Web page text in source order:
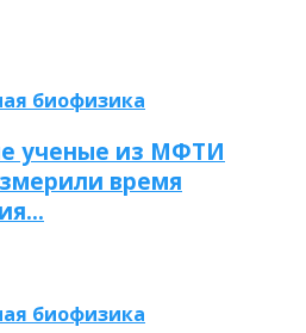
биофизика
ученые из МФТИ
время
биофизика